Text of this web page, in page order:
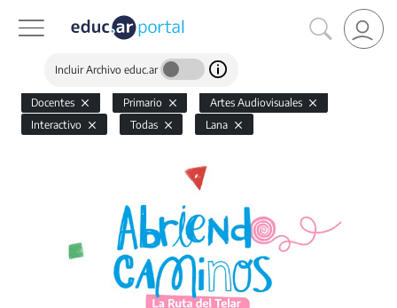
Incluir Archivo educ.ar
Docentes Primario
Artes Audiovisuales
Interactivo
Todas Lana